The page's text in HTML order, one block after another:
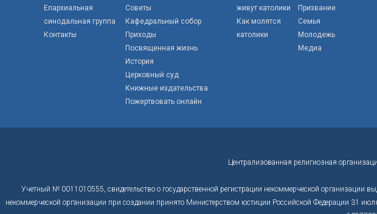
Епархиальная
синодальная группа
Контакты
Советы
Кафедральный собор
Приходы
Посвященная жизнь
История
Церковный суд
Книжные издательства
Пожертвовать онлайн
живут католики
Как молятся
католики
Призвание
Семья
Молодежь
Медиа
Централизованная религиозная
Учетный № 0011010555, свидетельство о государственной регистрации некоммерческой организации
некоммерческой организации при создании принято Министерством юстиции Российской Федерации 31